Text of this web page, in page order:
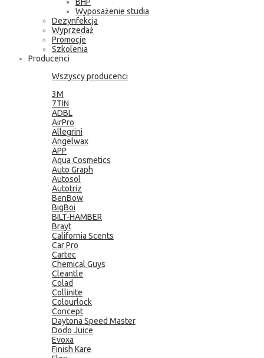
Wyposażenie studia
Dezynfekcja
Wyprzedaż
Promocje
Szkolenia
Producenci
Wszyscy producenci
3M
7TIN
ADBL
AirPro
Allegrini
Angelwax
APP
Aqua Cosmetics
Auto Graph
Autosol
Autotriz
BenBow
BigBoi
BILT-HAMBER
Brayt
California Scents
Car Pro
Cartec
Chemical Guys
Cleantle
Colad
Collinite
Colourlock
Concept
Daytona Speed Master
Dodo Juice
Evoxa
Finish Kare